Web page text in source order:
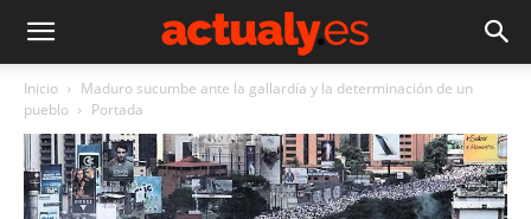
Inicio
Maduro sucumbe ante la gallardía y la determinación de un
pueblo
Portada